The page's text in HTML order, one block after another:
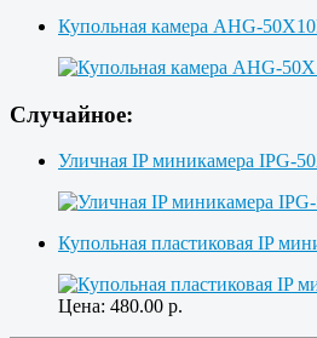
Купольная камера AHG-
Случайное:
Уличная IP миникамера IPG-
Купольная пластиковая IP
Цена: 480.00 р.